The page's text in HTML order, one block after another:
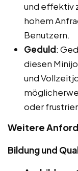
und effektiv
hohem
Benutzern.
Geduld:
diesen
und
oder
Weitere
Bildung und